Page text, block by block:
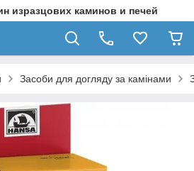
изразцових каминов и печей
Засоби для догляду за камінами